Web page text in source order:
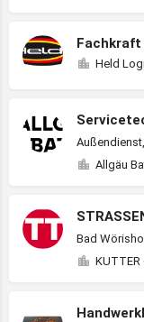
Held
Allgäu
Bad
KUTTER